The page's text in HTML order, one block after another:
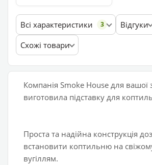
Всі характеристики 3
Відгуки
Схожі товари
Компанія Smoke House для вашої
виготовила підставку для
Проста та надійна конструкція
встановити коптильню на
вугіллям.